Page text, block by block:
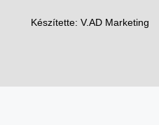
Készítette: V.AD Marketing